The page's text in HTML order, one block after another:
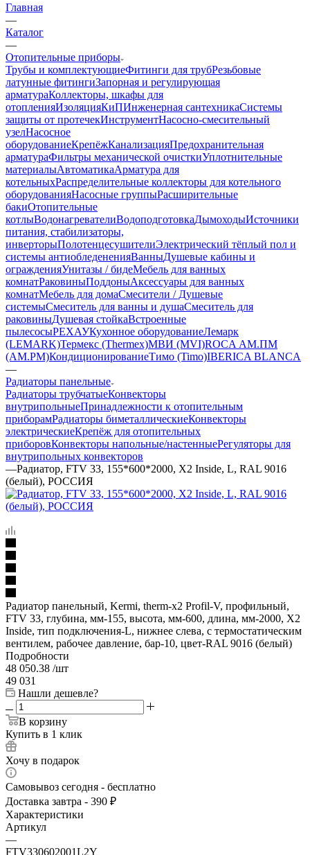
Главная
—
Каталог
—
Отопительные приборы
Трубы и комплектующиеФитинги для трубРезьбовые
латунные фитингиЗапорная и регулирующая
арматураКоллекторы, шкафы для
отопленияИзоляцияКиПИнженерная сантехникаСистемы
защиты от протечекИнструментНасосно-смесительный
узелНасосное
оборудованиеКрепёжКанализацияПредохранительная
арматураФильтры механической очисткиУплотнительные
материалыАвтоматикаАрматура для
котельныхРаспределительные коллекторы для котельного
оборудованияНасосные группыРасширительные
бакиОтопительные
котлыВодонагревателиВодоподготовкаДымоходыИсточники
питания, стабилизаторы,
инверторыПолотенцесушителиЭлектрический тёплый пол и
системы антиобледененияВанныДушевые кабины и
огражденияУнитазы / бидеМебель для ванных
комнатРаковиныПоддоныАксессуары для ванных
комнатМебель для домаСмесители / Душевые
системыСмеситель для ванны и душаСмеситель для
раковиныДушевая стойкаВстроенные
пылесосыРЕХАУКухонное оборудованиеЛемарк
(LEMARK)Термекс (Thermex)МВИ (MVI)ROCA АМ.ПМ
(AM.PM)КондиционированиеТимо (Timo)IBERICA BLANCA
—
Радиаторы панельные
Радиаторы трубчатыеКонвекторы
внутрипольныеПринадлежности к отопительным
приборамРадиаторы биметаллическиеКонвекторы
электрическиеКрепёж для отопительных
приборовКонвекторы напольные/настенныеРегуляторы для
внутрипольных конвекторов
—Радиатор, FTV 33, 155*600*2000, X2 Inside, L, RAL 9016
(белый), РОССИЯ
Радиатор панельный, Kermi, therm-x2 Profil-V, профильный,
FTV 33, глубина, мм-155, высота, мм-600, длина, мм-2000, X2
Inside, тип подключения-L, нижнее слева, с термостатическим
вентилем, рабочее давление, бар-10, цвет-RAL 9016 (белый)
Подробности
48 050.38 /шт
49 031
Нашли дешевле?
В корзину
Купить в 1 клик
Хочу в подарок
Самовывоз сегодня - бесплатно
Доставка завтра - 390 ₽
Характеристики
Артикул
—
FTV330602001L2Y